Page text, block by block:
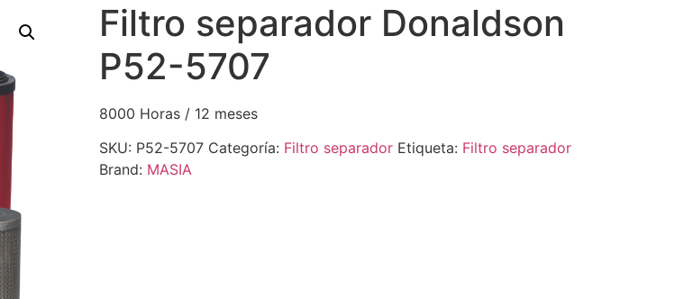
Filtro separador Donaldson
P52-5707
8000 Horas / 12 meses
SKU: P52-5707 Categoría: Filtro separador Etiqueta: Filtro separador
Brand: MASIA